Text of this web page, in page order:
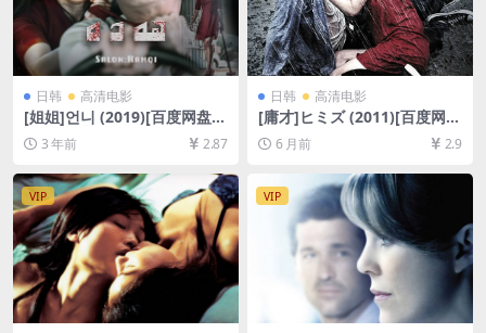
日韩 高清电影
[姐姐]언니 (2019)[百度网盘
+夸克网盘1080P超清未删减
资源][网盘在线播放/下载][MP
3 年前 2.87
日韩 高清电影
[庸才]ヒミズ (2011)[百度网盘
+夸克网盘1080P超清未删减
资源][网盘在线播放/下载][MP
6 月前 2.9
VIP VIP